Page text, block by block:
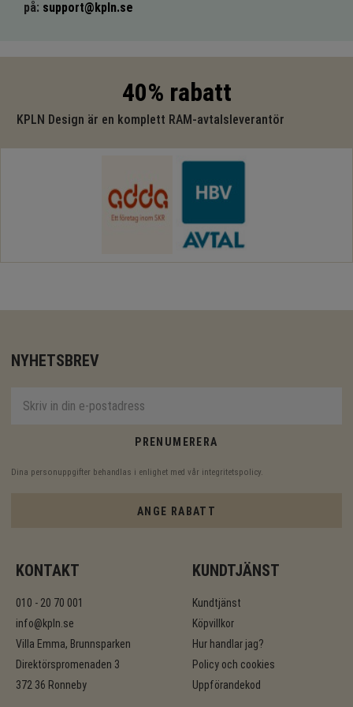
på: support@kpln.se
40% rabatt
KPLN Design är en komplett RAM-avtalsleverantör
NYHETSBREV
PRENUMERERA
Dina personuppgifter behandlas i enlighet med vår integritetspolicy.
ANGE RABATT
KONTAKT
010 - 20 70 001
info@kpln.se
Villa Emma, Brunnsparken
Direktörspromenaden 3
372 36 Ronneby
KUNDTJÄNST
Kundtjänst
Köpvillkor
Hur handlar jag?
Policy och cookies
Uppförandekod